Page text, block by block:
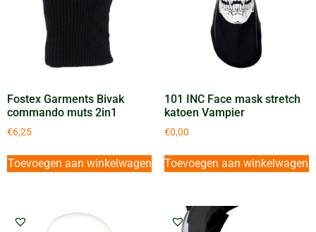
Fostex Garments Bivak
commando muts 2in1
€6,25
Toevoegen aan winkelwagen
101 INC Face mask stretch
katoen Vampier
€0,00
Toevoegen aan winkelwagen